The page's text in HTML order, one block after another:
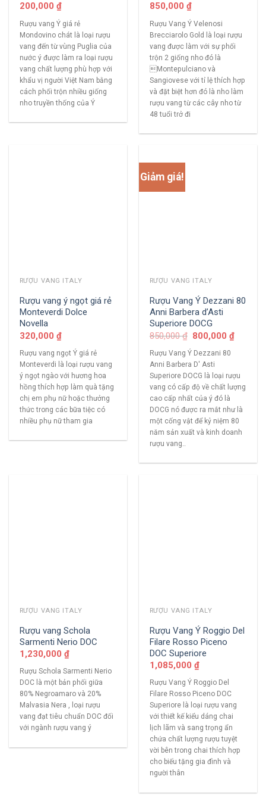
200,000 ₫
Rượu vang Ý giá rẻ
Mondovino chát là loại rượu
vang đến từ vùng Puglia của
nước ý được làm ra loại rượu
vang chất lượng phù hợp với
khẩu vị người Việt Nam bằng
cách phối trộn nhiều giống
nho truyền thống của Ý
850,000 ₫
Rượu Vang Ý Velenosi
Brecciarolo Gold là loại rượu
vang được làm với sự phối
trộn 2 giống nho đó là
Montepulciano và
Sangiovese với tỉ lệ thích hợp
và đặt biệt hơn đó là nho làm
rượu vang từ các cây nho từ
48 tuổi trở đi
RƯỢU VANG ITALY
Rượu vang ý ngọt giá rẻ
Monteverdi Dolce
Novella
320,000 ₫
Rượu vang ngọt Ý giá rẻ
Monteverdi là loại rượu vang
ý ngọt ngào với hương hoa
hồng thích hợp làm quà tặng
chị em phụ nữ hoặc thưởng
thức trong các bữa tiệc có
nhiều phụ nữ tham gia
Giảm giá!
RƯỢU VANG ITALY
Rượu Vang Ý Dezzani 80
Anni Barbera d’Asti
Superiore DOCG
850,000₫ 800,000₫
Rượu Vang Ý Dezzani 80
Anni Barbera D' Asti
Superiore DOCG là loại rượu
vang có cấp độ về chất lượng
cao cấp nhất của ý đó là
DOCG nó được ra mắt như là
một cống vật để kỷ niệm 80
năm sản xuất và kinh doanh
rượu vang..
RƯỢU VANG ITALY
Rượu vang Schola
Sarmenti Nerio DOC
1,230,000 ₫
Rượu Schola Sarmenti Nerio
DOC là một bản phối giữa
80% Negroamaro và 20%
Malvasia Nera , loại rượu
vang đạt tiêu chuẩn DOC đối
với ngành rượu vang ý
RƯỢU VANG ITALY
Rượu Vang Ý Roggio Del
Filare Rosso Piceno
DOC Superiore
1,085,000 ₫
Rượu Vang Ý Roggio Del
Filare Rosso Piceno DOC
Superiore là loại rượu vang
với thiết kế kiểu dáng chai
lịch lãm và sang trọng ẩn
chứa chất lượng rượu tuyệt
vời bên trong chai thích hợp
cho biếu tặng gia đình và
người thân